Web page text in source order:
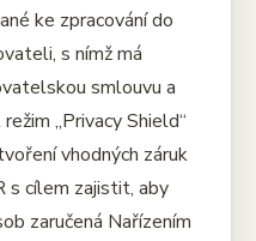
ke zpracování do
s nímž má
smlouvu a
„Privacy Shield“
vhodných záruk
s cílem zajistit, aby
zaručená Nařízením